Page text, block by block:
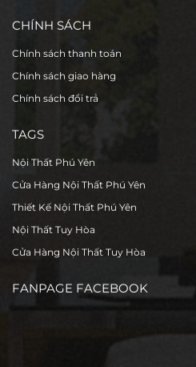
CHÍNH SÁCH
Chính sách thanh toán
Chính sách giao hàng
Chính sách đổi trả
TAGS
Nội Thất Phú Yên
Cửa Hàng Nội Thất Phú Yên
Thiết Kế Nội Thất Phú Yên
Nội Thất Tuy Hòa
Cửa Hàng Nội Thất Tuy Hòa
FANPAGE FACEBOOK